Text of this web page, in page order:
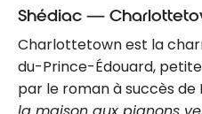
Shédiac —
Charlottetown est la
du-Prince-Édouard,
par le roman à succès de